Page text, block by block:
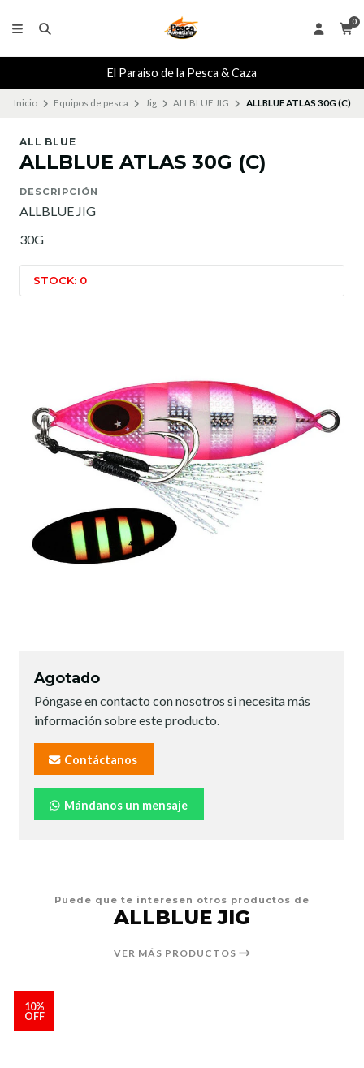
0
El Paraiso de la Pesca & Caza
Inicio Equipos de pesca Jig ALLBLUE JIG ALLBLUE ATLAS 30G (C)
ALL BLUE
ALLBLUE ATLAS 30G (C)
DESCRIPCIÓN
ALLBLUE JIG
30G
STOCK: 0
Agotado
Póngase en contacto con nosotros si necesita más
información sobre este producto.
Contáctanos
Mándanos un mensaje
Puede que te interesen otros productos de
ALLBLUE JIG
VER MÁS PRODUCTOS
10%
OFF